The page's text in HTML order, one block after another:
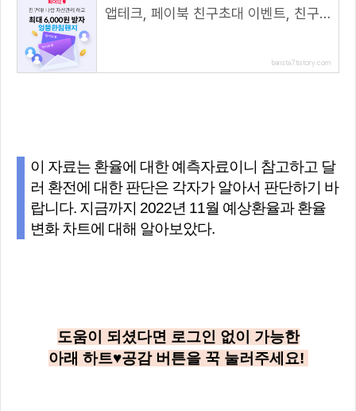
앱테크, 페이북 친구초대 이벤트, 친구초대하고 무제한으로 머니 받기!( 추천코드 : 엉뚱한침팬
barista7.tistory.com
이 자료는 환율에 대한 예측자료이니 참고하고 달
러 환전에 대한 판단은 각자가 알아서 판단하기 바
랍니다. 지금까지 2022년 11월 예상환율과 환율
변화 차트에 대해 알아보았다.
도움이 되셨다면 로그인 없이 가능한
아래 하트♥공감 버튼을 꾹 눌러주세요!